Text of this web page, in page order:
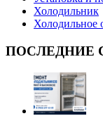
Холодильник
Холодильное
ПОСЛЕДНИЕ